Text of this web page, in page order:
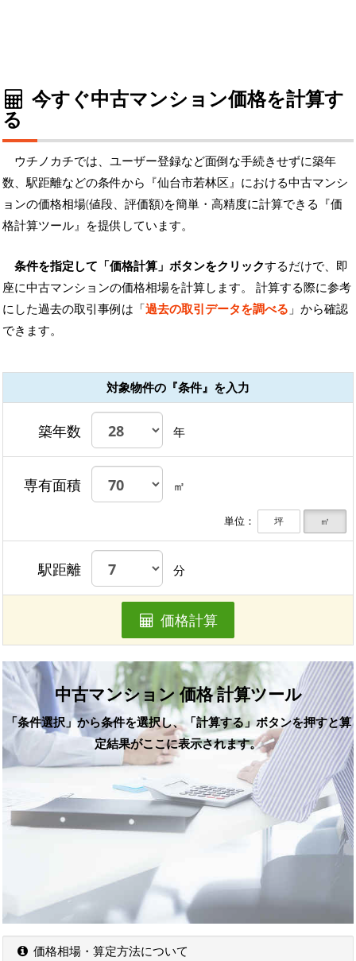
今すぐ中古マンション価格を計算す
る
ウチノカチでは、ユーザー登録など面倒な手続きせずに築年
数、駅距離などの条件から『仙台市若林区』における中古マンシ
ョンの価格相場(値段、評価額)を簡単・高精度に計算できる『価
格計算ツール』を提供しています。
条件を指定して「価格計算」ボタンをクリックするだけで、即
座に中古マンションの価格相場を計算します。 計算する際に参考
にした過去の取引事例は「過去の取引データを調べる 」から確認
できます。
対象物件の『条件』を入力
築年数 年
専有面積 ㎡
単位： 坪 ㎡
駅距離 分
価格計算
中古マンション 価格 計算ツール
「条件選択」から条件を選択し、「計算する」ボタンを押すと算
定結果がここに表示されます。
価格相場・算定方法について